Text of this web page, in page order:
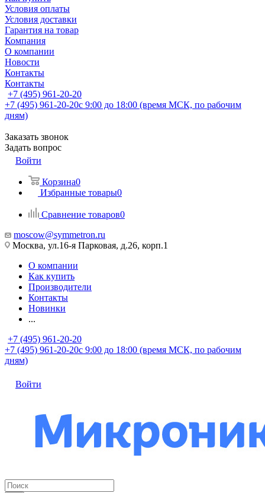
Условия оплаты
Условия доставки
Гарантия на товар
Компания
О компании
Новости
Контакты
Контакты
+7 (495) 961-20-20
+7 (495) 961-20-20с 9:00 до 18:00 (время МСК, по рабочим
дням)
Заказать звонок
Задать вопрос
Войти
Корзина0
Избранные товары0
Сравнение товаров0
moscow@symmetron.ru
Москва, ул.16-я Парковая, д.26, корп.1
О компании
Как купить
Производители
Контакты
Новинки
...
+7 (495) 961-20-20
+7 (495) 961-20-20с 9:00 до 18:00 (время МСК, по рабочим
дням)
Войти